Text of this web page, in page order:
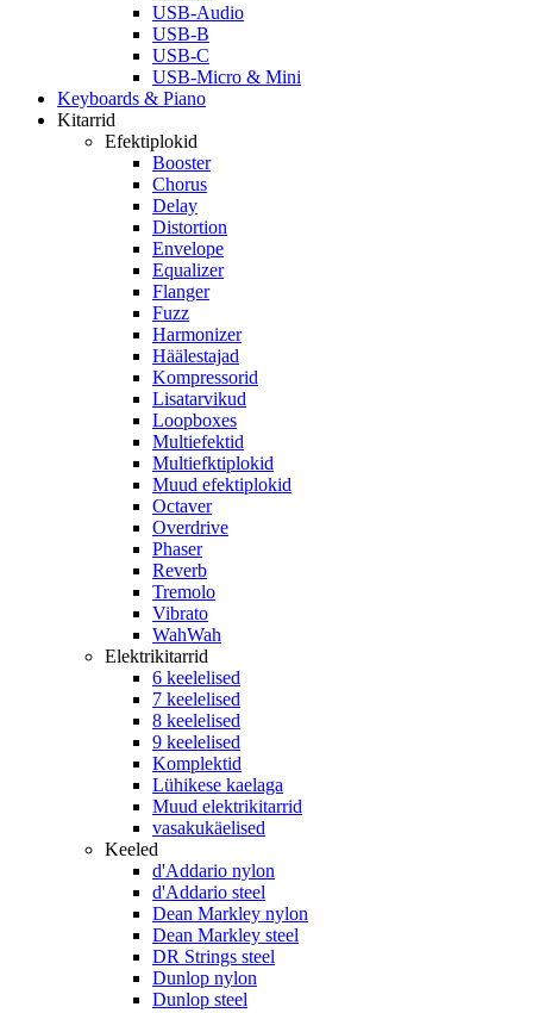
USB-Audio
USB-B
USB-C
USB-Micro & Mini
Keyboards & Piano
Kitarrid
Efektiplokid
Booster
Chorus
Delay
Distortion
Envelope
Equalizer
Flanger
Fuzz
Harmonizer
Häälestajad
Kompressorid
Lisatarvikud
Loopboxes
Multiefektid
Multiefktiplokid
Muud efektiplokid
Octaver
Overdrive
Phaser
Reverb
Tremolo
Vibrato
WahWah
Elektrikitarrid
6 keelelised
7 keelelised
8 keelelised
9 keelelised
Komplektid
Lühikese kaelaga
Muud elektrikitarrid
vasakukäelised
Keeled
d'Addario nylon
d'Addario steel
Dean Markley nylon
Dean Markley steel
DR Strings steel
Dunlop nylon
Dunlop steel